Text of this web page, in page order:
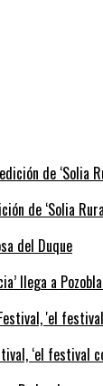
de ‘Solia
llega a
‘el festival